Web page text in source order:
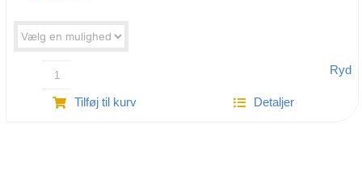
Ryd
Lille
påskehare
Tilføj til kurv Detaljer